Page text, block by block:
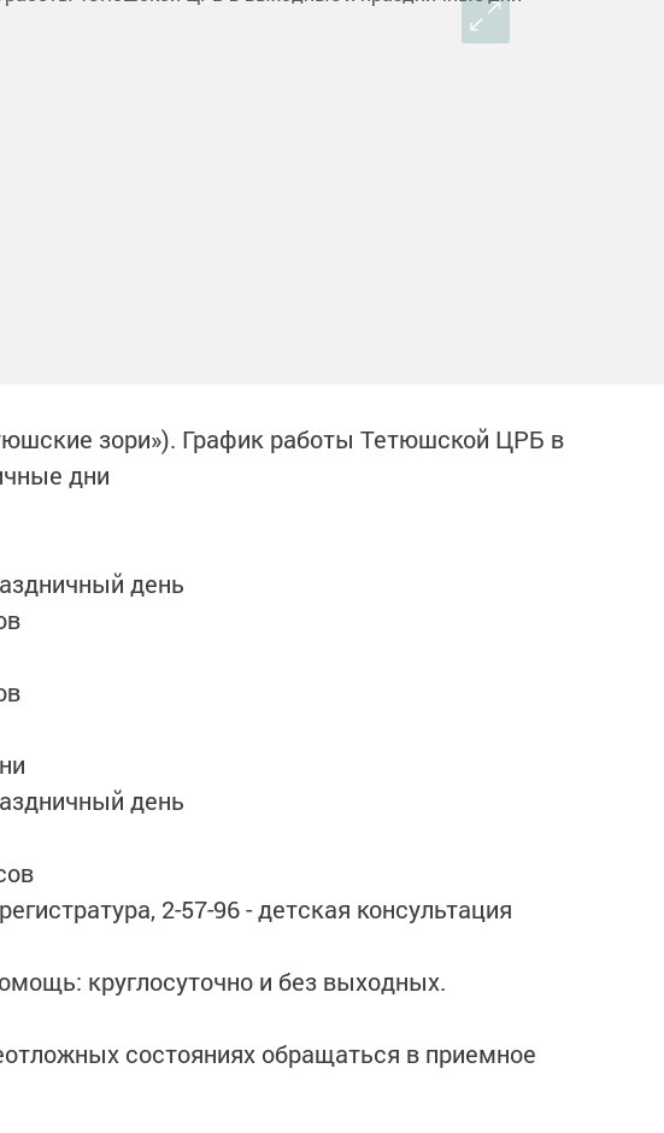
зори»). График работы Тетюшской ЦРБ в
дни
день
день
2-57-96 - детская консультация
круглосуточно и без выходных.
состояниях обращаться в приемное